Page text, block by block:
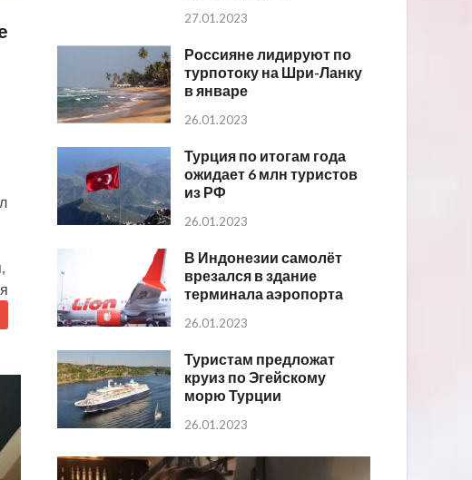
27.01.2023
Россияне лидируют по
турпотоку на Шри-Ланку
в январе
26.01.2023
Турция по итогам года
ожидает 6 млн туристов
из РФ
26.01.2023
В Индонезии самолёт
врезался в здание
терминала аэропорта
26.01.2023
Туристам предложат
круиз по Эгейскому
морю Турции
26.01.2023